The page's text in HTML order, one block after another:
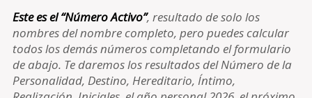
Este es el “Número Activo”, resultado de solo los
nombres del nombre completo, pero puedes calcular
todos los demás números completando el formulario
de abajo. Te daremos los resultados del Número de la
Personalidad, Destino, Hereditario, Íntimo,